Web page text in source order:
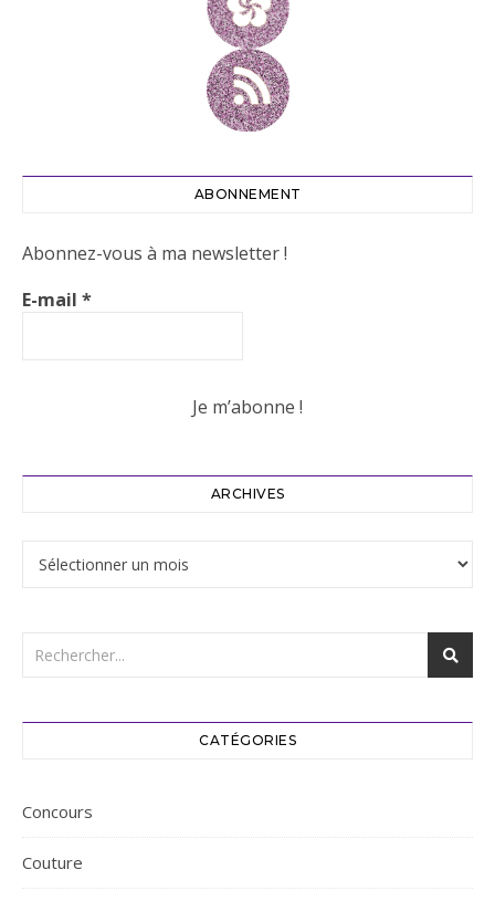
ABONNEMENT
Abonnez-vous à ma newsletter !
E-mail *
ARCHIVES
Archives
CATÉGORIES
Concours
Couture